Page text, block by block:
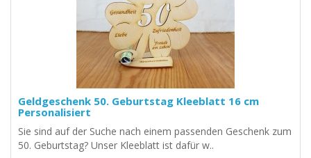
Geldgeschenk 50. Geburtstag Kleeblatt 16 cm
Personalisiert
Sie sind auf der Suche nach einem passenden Geschenk zum
50. Geburtstag? Unser Kleeblatt ist dafür w..